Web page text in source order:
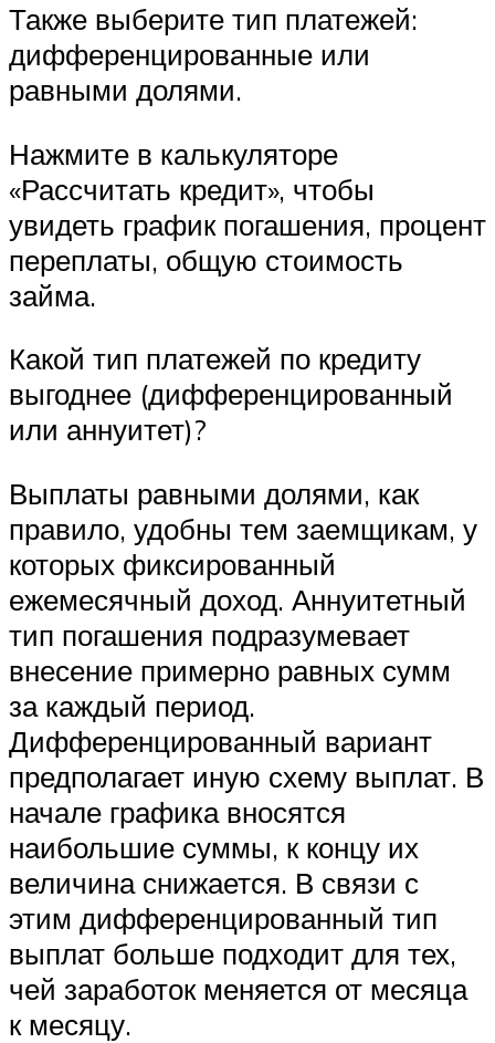
Также выберите тип платежей:
дифференцированные или
равными долями.
Нажмите в калькуляторе
«Рассчитать кредит», чтобы
увидеть график погашения, процент
переплаты, общую стоимость
займа.
Какой тип платежей по кредиту
выгоднее (дифференцированный
или аннуитет)?
Выплаты равными долями, как
правило, удобны тем заемщикам, у
которых фиксированный
ежемесячный доход. Аннуитетный
тип погашения подразумевает
внесение примерно равных сумм
за каждый период.
Дифференцированный вариант
предполагает иную схему выплат. В
начале графика вносятся
наибольшие суммы, к концу их
величина снижается. В связи с
этим дифференцированный тип
выплат больше подходит для тех,
чей заработок меняется от месяца
к месяцу.